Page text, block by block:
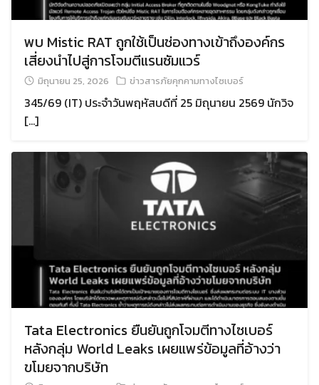
พบ Mistic RAT ถูกใช้เป็นช่องทางเข้าถึงองค์กร
เสี่ยงนำไปสู่การโจมตีแรนซัมแวร์
มิถุนายน 25, 2026 ข่าวสารภัยคุกคามทางไซเบอร์
345/69 (IT) ประจำวันพฤหัสบดีที่ 25 มิถุนายน 2569 นักวิจ
[…]
Tata Electronics ยืนยันถูกโจมตีทางไซเบอร์
หลังกลุ่ม World Leaks เผยแพร่ข้อมูลที่อ้างว่า
ขโมยจากบริษัท